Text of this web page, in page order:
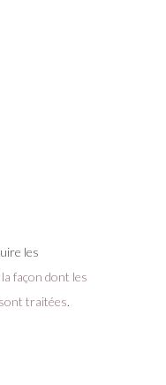
les
façon dont les
traitées.